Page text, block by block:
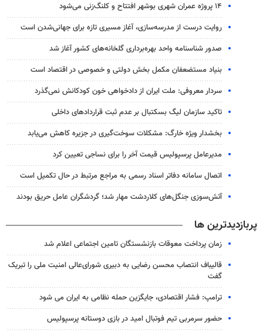
۱۴ پروژه عمران شهری بوشهر افتتاح و کلنگ‌زنی می‌شود
روایت درست از مدرسه‌سازی، آغاز مسیری تازه برای جهانی‌شدن است
صدور شناسنامه واحد بهره‌برداری گلخانه‌های کشور آغاز شد
بنیاد مستضعفان مکمل بخش دولتی و خصوصی در اقتصاد است
سردار معروفی: ملت ایران از دادخواهی خون کودکانش نمی‌گذرد
تاکید سازمان لیگ بسکتبال بر عدم ثبت قراردادهای داخلی
بخشدار ویژه خارگ: مشکلات سوخت‌گیری در جزیره کاهش می‌یابد
مدیرعامل پرسپولیس قیمت آخر را برای نساجی تعیین کرد
اتصال سامانه دفاتر اسناد رسمی به مراجع مرتبط در حال تکمیل است
آتش‌سوزی جنگل‌های کلاردشت مهار شد؛ گردشگران عامل حریق بودند
پربازدیدترین ها
زمان پرداخت معوقات بازنشستگان تامین اجتماعی اعلام شد
قالیباف انتصاب محسن رضایی به دبیری شورای‌عالی امنیت ملی را تبریک
گفت
ترامپ: فشار اقتصادی، جایگزین حمله نظامی به ایران می شود
حضور سرمربی تیم فوتبال امید در بازی دوستانه پرسپولیس